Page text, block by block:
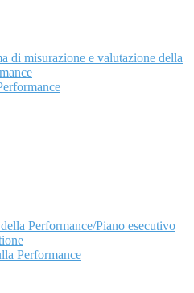
di misurazione e valutazione della
Performance/Piano esecutivo
Performance